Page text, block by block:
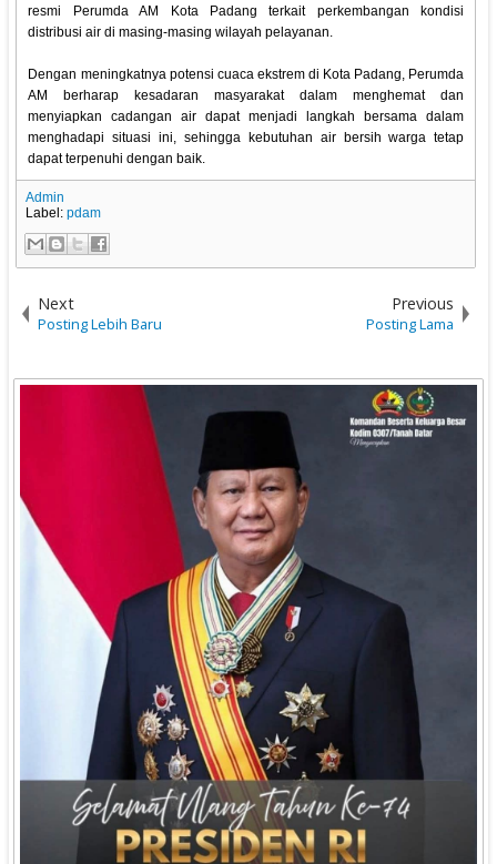
resmi Perumda AM Kota Padang terkait perkembangan kondisi
distribusi air di masing-masing wilayah pelayanan.
Dengan meningkatnya potensi cuaca ekstrem di Kota Padang, Perumda
AM berharap kesadaran masyarakat dalam menghemat dan
menyiapkan cadangan air dapat menjadi langkah bersama dalam
menghadapi situasi ini, sehingga kebutuhan air bersih warga tetap
dapat terpenuhi dengan baik.
Admin
Label:pdam
Next
Posting Lebih Baru
Previous
Posting Lama